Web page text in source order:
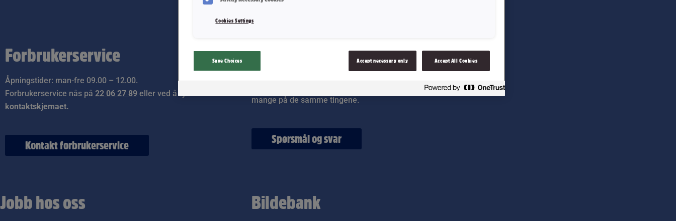
Forbrukerservice
Åpningstider: man-fre 09.00 – 12.00.
Forbrukerservice nås på 22 06 27 89 eller ved å fylle ut
kontaktskjemaet.
Kontakt forbrukerservice
Ofte stilte spørsmål
Lurer du på noe angående Nidar eller produktene våre? Ofte lurer
mange på de samme tingene.
Spørsmål og svar
Jobb hos oss Bildebank
Cookies Settings
Save Choices Accept necessary only Accept All Cookies